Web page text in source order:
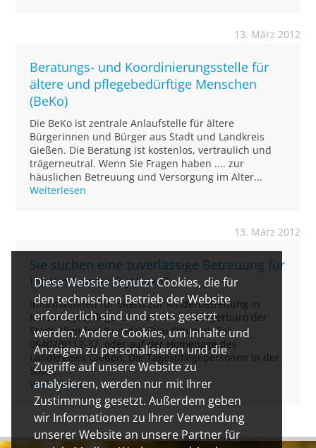
Diese Website benutzt Cookies, die für
den technischen Betrieb der Website
erforderlich sind und stets gesetzt
werden. Andere Cookies, um Inhalte und
Anzeigen zu personalisieren und die
Zugriffe auf unsere Website zu
analysieren, werden nur mit Ihrer
Zustimmung gesetzt. Außerdem geben
wir Informationen zu Ihrer Verwendung
unserer Website an unsere Partner für
13. März 2012
Beratungs- und Koordinierungsstelle für
ältere und pflegebedürftige Menschen
(BeKo)
Die BeKo ist zentrale Anlaufstelle für ältere
Bürgerinnen und Bürger aus Stadt und Landkreis
Gießen. Die Beratung ist kostenlos, vertraulich und
trägerneutral. Wenn Sie Fragen haben .... zur
häuslichen Betreuung und Versorgung im Alter...
Weiterlesen
13. März 2012
Sie suchen eine zuverlässige Betreuung für
Ihr Kind unter 3 Jahren?
Informationen für Eltern zur Kinderbetreuung in
Kindertagespflege erhalten Sie im Bürgerbüro der
Stadt Allendorf (Lumda), Frau Ommert, Tel.
06407/9112-37, oder auf der Homepage des
Landkreises Gießen. Die Tagespflegepersonen in der
Stadt...
Weiterlesen